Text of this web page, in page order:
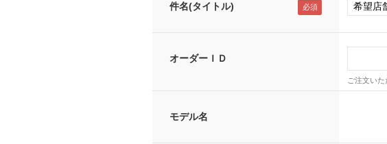
件名(タイトル)
オーダーＩＤ
ご注文い
モデル名